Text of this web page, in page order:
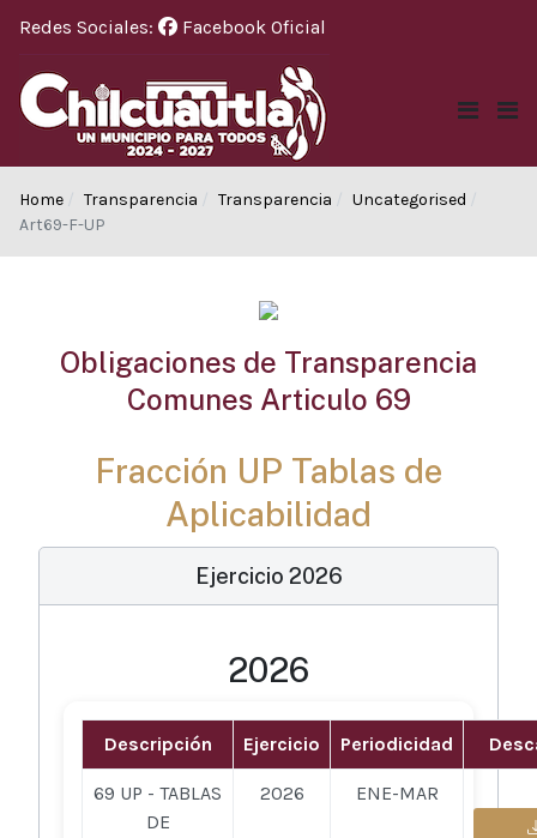
Redes Sociales: Facebook Oficial
Home Transparencia Transparencia
Uncategorised
Art69-F-UP
Obligaciones de Transparencia
Comunes Articulo 69
Fracción UP Tablas de
Aplicabilidad
Ejercicio 2026
2026
Descripción Ejercicio Periodicidad
69 UP - TABLAS
DE
2026 ENE-MAR